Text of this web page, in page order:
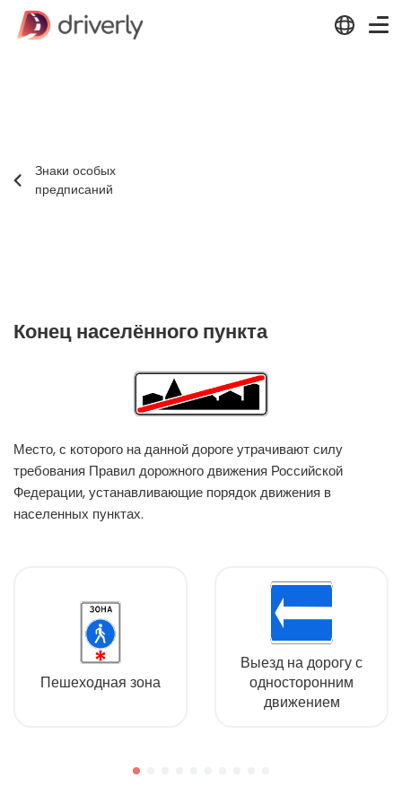
Знаки особых
предписаний
Конец населённого пункта
Место, с которого на данной дороге утрачивают силу
требования Правил дорожного движения Российской
Федерации, устанавливающие порядок движения в
населенных пунктах.
Пешеходная зона
Выезд на дорогу с
односторонним
движением